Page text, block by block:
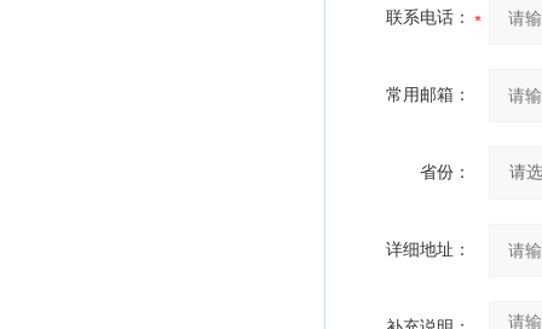
联系电话：
常用邮箱：
省份：
详细地址：